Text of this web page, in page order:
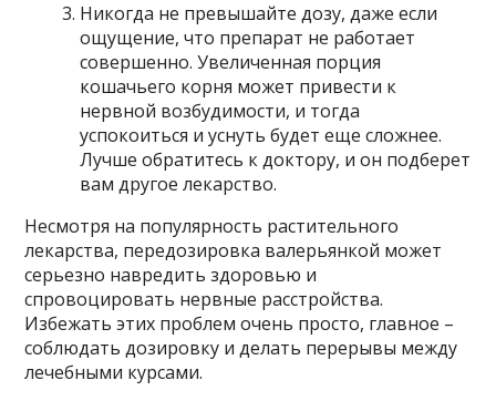
Никогда не превышайте дозу, даже если
ощущение, что препарат не работает
совершенно. Увеличенная порция
кошачьего корня может привести к
нервной возбудимости, и тогда
успокоиться и уснуть будет еще сложнее.
Лучше обратитесь к доктору, и он подберет
вам другое лекарство.
Несмотря на популярность растительного
лекарства, передозировка валерьянкой может
серьезно навредить здоровью и
спровоцировать нервные расстройства.
Избежать этих проблем очень просто, главное –
соблюдать дозировку и делать перерывы между
лечебными курсами.